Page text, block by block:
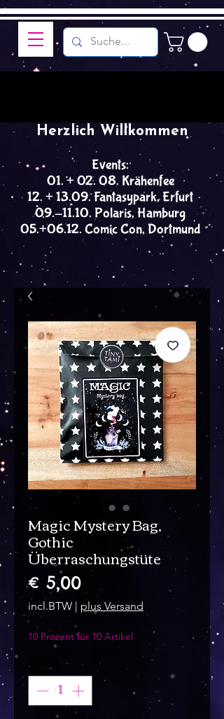
Events:
01. + 02. 08. Krähenfee
12. + 13.09. Fantasypark, Erfurt
09.-11.10. Polaris, Hamburg
05.+06.12. Comic Con, Dortmund
Herzlich Willkommen
Magic Mystery Bag,
Gothic
Überraschungstüte
€ 5,00Prijs
incl.BTW | plus Versand
10 Prozent für 10 Artikel